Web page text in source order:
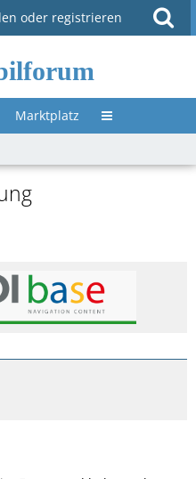
oder registrieren
Marktplatz Untermenü »